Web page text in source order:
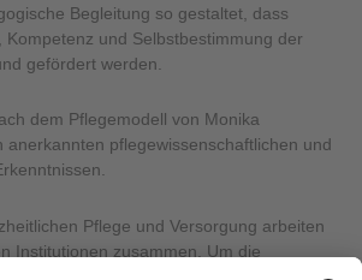
Begleitung so gestaltet, dass
Kompetenz und Selbstbestimmung der
gefördert werden.
dem Pflegemodell von Monika
anerkannten pflegewissenschaftlichen und
Pflege und Versorgung arbeiten
Institutionen zusammen. Um die